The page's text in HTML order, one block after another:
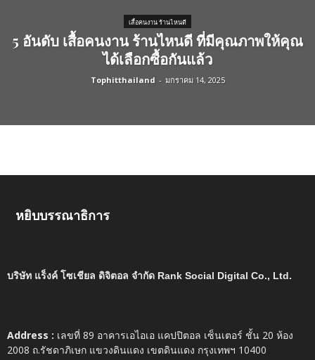
เสื้อคนงาน ร้านไหนดี
5 อันดับ เสื้อคนงาน ร้านไหนดี ที่มีคุณภาพให้คุณ
ได้เลือกซื้อกันแล้ว
Tophitthailand - มกราคม 14, 2025
หยิบบรรณาธิการ
บริษัท แร็งค์ โซเชียล ดิจิตอล จำกัด Rank Social Digital Co., Ltd.
Address : เลขที่ 89 อาคารเอไอเอ แคปปิตอล เซ็นเตอร์ ชั้น 20 ห้อง
2008 ถ.รัชดาภิเษก แขวงดินแดง เขตดินแดง กรุงเทพฯ 10400